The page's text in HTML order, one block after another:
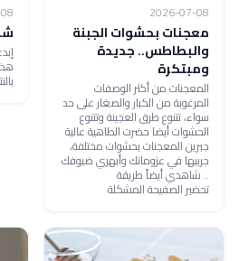
2026-07-08
معجنات بحشوات الجبنة
والبطاطس.. جديدة
ومبتكرة
المعجنات من أكثر الوصفات
المرغوبة من الكبار والصغار على حد
سواء، تتنوع طرق العجينة وتتنوع
الحشوات أيضا حضرت الطاهية عالية
جبرين المعجنات بحشوات مختلفة،
جربيها في عزوماتك وأبهري ضيوفك
.. شاهدي أيضاً طريقة
تحضير الصفيحة المشكلة